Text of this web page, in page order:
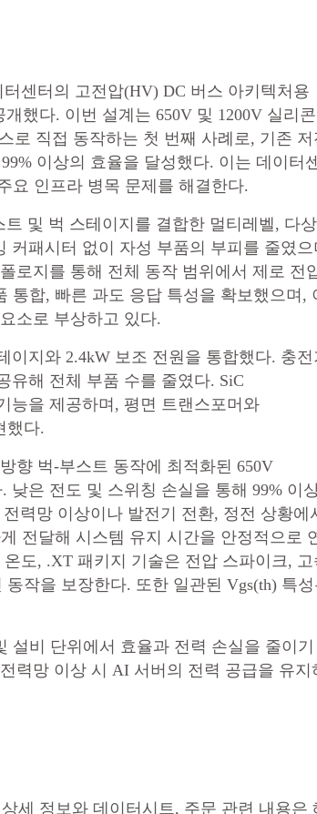
센터의 고전압(HV) DC 버스 아키텍처용
했다. 이번 설계는 650V 및 1200V 실리콘
로 직접 동작하는 첫 번째 사례로, 기존 저
이상의 효율을 달성했다. 이는 데이터
요 인프라 병목 문제를 해결한다.
및 벅 스테이지를 결합한 멀티레벨, 다상
커패시터 없이 자성 부품의 부피를 줄였으
로지를 통해 전체 동작 범위에서 제로 전
합, 빠른 과도 응답 특성을 확보했으며,
소로 부상하고 있다.
이지와 2.4kW 보조 전원을 통합했다. 충전
유해 전체 부품 수를 줄였다. SiC
능을 제공하며, 평면 트랜스포머와
했다.
향 벅-부스트 동작에 최적화된 650V
낮은 전도 및 스위칭 손실을 통해 99% 이
력망 이상이나 발전기 전환, 정전 상황에
전달해 시스템 유지 시간을 안정적으로
도, .XT 패키지 기술은 전압 스파이크, 고
작을 보장한다. 또한 일관된 Vgs(th) 특성
비 단위에서 효율과 전력 손실을 줄이기
력망 이상 시 AI 서버의 전력 공급을 유지
세 정보와 데이터시트, 주문 관련 내용은